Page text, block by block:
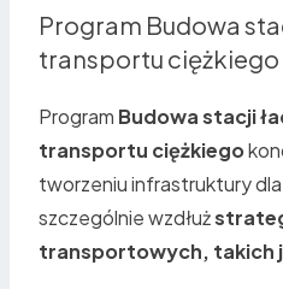
Program Budowa
transportu ciężkiego
Program Budowa stacji
transportu ciężkiego
tworzeniu infrastruktury
szczególnie wzdłuż
transportowych, takich